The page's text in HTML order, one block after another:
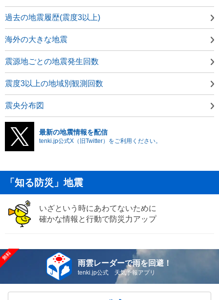
過去の地震履歴(震度3以上)
海外の大きな地震
震源地ごとの地震発生回数
震度3以上の地域別観測回数
震央分布図
最新の地震情報を配信
tenki.jp公式X（旧Twitter）をご利用ください。
「知る防災」地震
いざという時にあわてないために
確かな情報と行動で防災力アップ
雨雲レーダーで雨を回避！
tenki.jp公式 天気予報アプリ